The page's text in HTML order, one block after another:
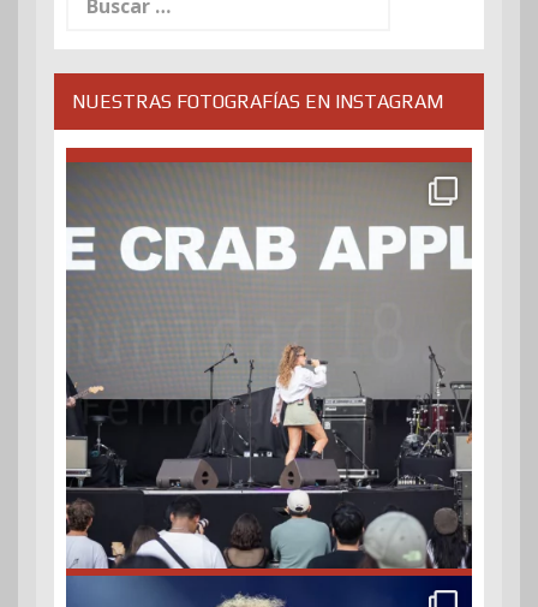
NUESTRAS FOTOGRAFÍAS EN INSTAGRAM